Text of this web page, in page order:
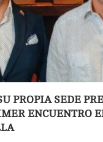
PROPIA SEDE
ENCUENTRO